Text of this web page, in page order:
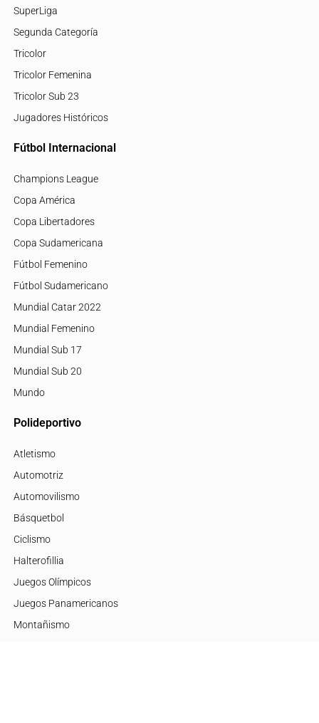
SuperLiga
Segunda Categoría
Tricolor
Tricolor Femenina
Tricolor Sub 23
Jugadores Históricos
Fútbol Internacional
Champions League
Copa América
Copa Libertadores
Copa Sudamericana
Fútbol Femenino
Fútbol Sudamericano
Mundial Catar 2022
Mundial Femenino
Mundial Sub 17
Mundial Sub 20
Mundo
Polideportivo
Atletismo
Automotriz
Automovilismo
Básquetbol
Ciclismo
Halterofillia
Juegos Olímpicos
Juegos Panamericanos
Montañismo